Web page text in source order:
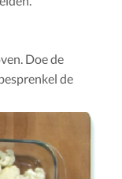
Doe de
de